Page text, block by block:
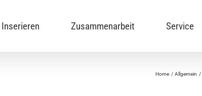
Inserieren Zusammenarbeit Service
Home Allgemein